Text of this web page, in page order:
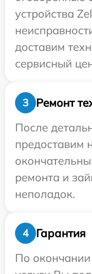
устройства
доставим
сервисный
3
Ремонт
После
предоставим
ремонта и
неполадок.
4
Гарантия
По